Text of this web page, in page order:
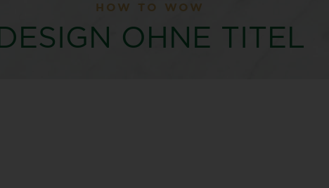
HOW TO WOW
DESIGN OHNE TITEL